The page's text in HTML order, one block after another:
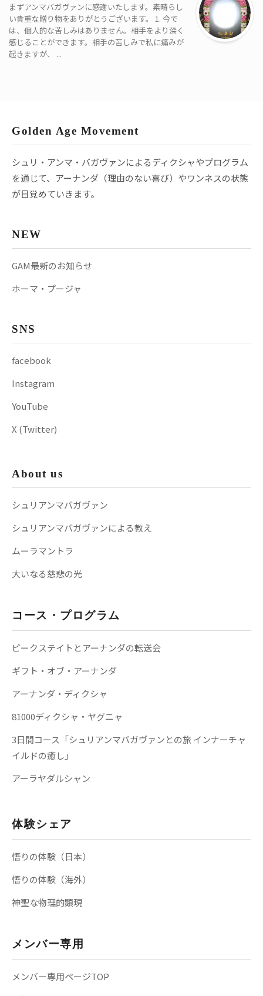
まずアンマバガヴァンに感謝いたします。素晴らし
い貴重な贈り物をありがとうございます。 1. 今で
は、個人的な苦しみはありません。相手をより深く
感じることができます。相手の苦しみで私に痛みが
起きますが、 ...
Golden Age Movement
シュリ・アンマ・バガヴァンによるディクシャやプログラム
を通じて、アーナンダ（理由のない喜び）やワンネスの状態
が目覚めていきます。
NEW
GAM最新のお知らせ
ホーマ・プージャ
SNS
facebook
Instagram
YouTube
X (Twitter)
About us
シュリアンマバガヴァン
シュリアンマバガヴァンによる教え
ムーラマントラ
大いなる慈悲の光
コース・プログラム
ピークステイトとアーナンダの転送会
ギフト・オブ・アーナンダ
アーナンダ・ディクシャ
81000ディクシャ・ヤグニャ
3日間コース「シュリアンマバガヴァンとの旅 インナーチャ
イルドの癒し」
アーラヤダルシャン
体験シェア
悟りの体験（日本）
悟りの体験（海外）
神聖な物理的顕現
メンバー専用
メンバー専用ページTOP